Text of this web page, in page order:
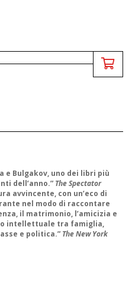
e Bulgakov, uno dei libri più
dell’anno.” The Spectator
avvincente, con un’eco di
nel modo di raccontare
il matrimonio, l’amicizia e
intellettuale tra famiglia,
e politica.” The New York